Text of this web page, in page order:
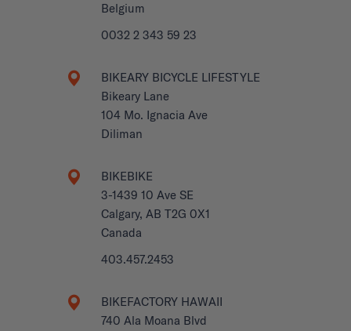
Belgium
0032 2 343 59 23
BIKEARY BICYCLE LIFESTYLE
Bikeary Lane
104 Mo. Ignacia Ave
Diliman
BIKEBIKE
3-1439 10 Ave SE
Calgary, AB T2G 0X1
Canada
403.457.2453
BIKEFACTORY HAWAII
740 Ala Moana Blvd